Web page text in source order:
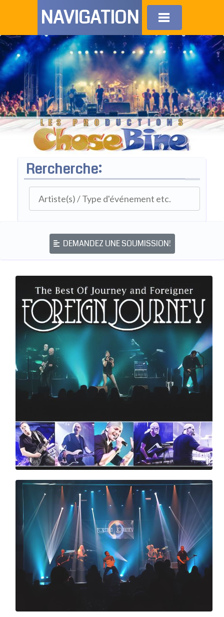
NAVIGATION
Rercherche:
DEMANDEZ UNE SOUMISSION!